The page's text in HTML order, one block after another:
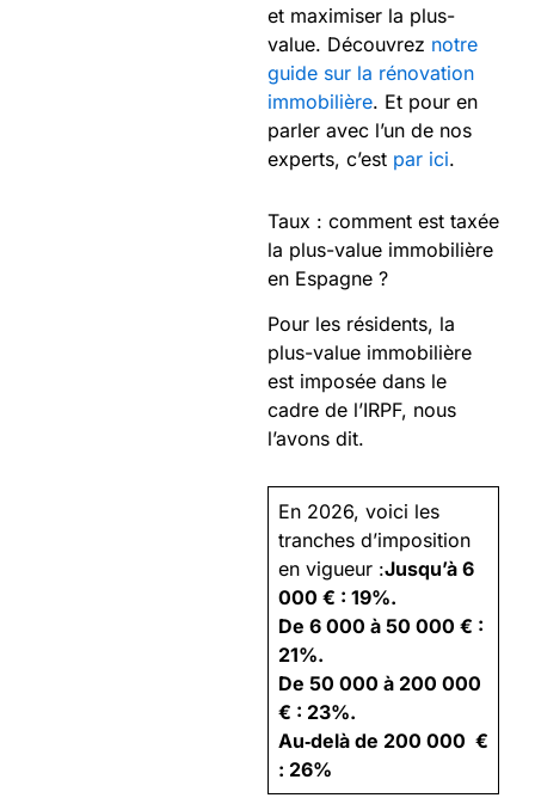
et maximiser la plus-
value. Découvrez notre
guide sur la rénovation
immobilière. Et pour en
parler avec l’un de nos
experts, c’est par ici.
Taux : comment est taxée
la plus-value immobilière
en Espagne ?
Pour les résidents, la
plus-value immobilière
est imposée dans le
cadre de l’IRPF, nous
l’avons dit.
En 2026, voici les
tranches d’imposition
en vigueur :Jusqu’à 6
000 € : 19%.
De 6 000 à 50 000 € :
21%.
De 50 000 à 200 000
€ : 23%.
Au‑delà de 200 000 €
: 26%